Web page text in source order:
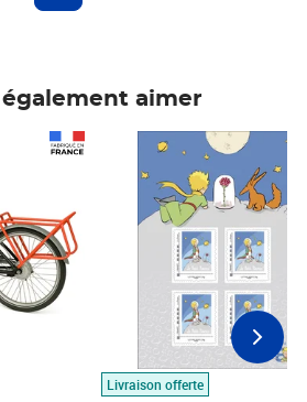
aimer
Livraison offerte
Prix 7,50€